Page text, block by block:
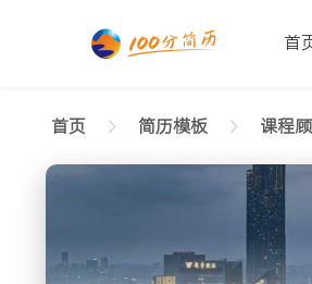
首
首页 简历模板 课程